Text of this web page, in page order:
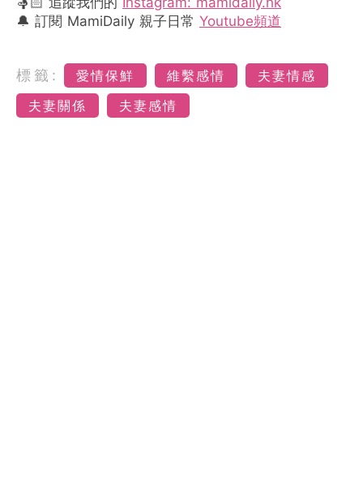
🔔 訂閱 MamiDaily 親子日常 Youtube頻道
標籤: 愛情保鮮 維繫感情
夫妻情感
夫妻關係
夫妻感情